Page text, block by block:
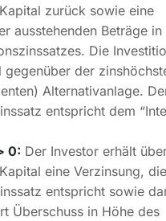
zurück sowie eine
ausstehenden Beträge in
Die
gegenüber der
Alternativanlage.
entspricht dem
0: Der Investor erhält
eine Verzinsung,
entspricht sowie
Überschuss in Höhe des